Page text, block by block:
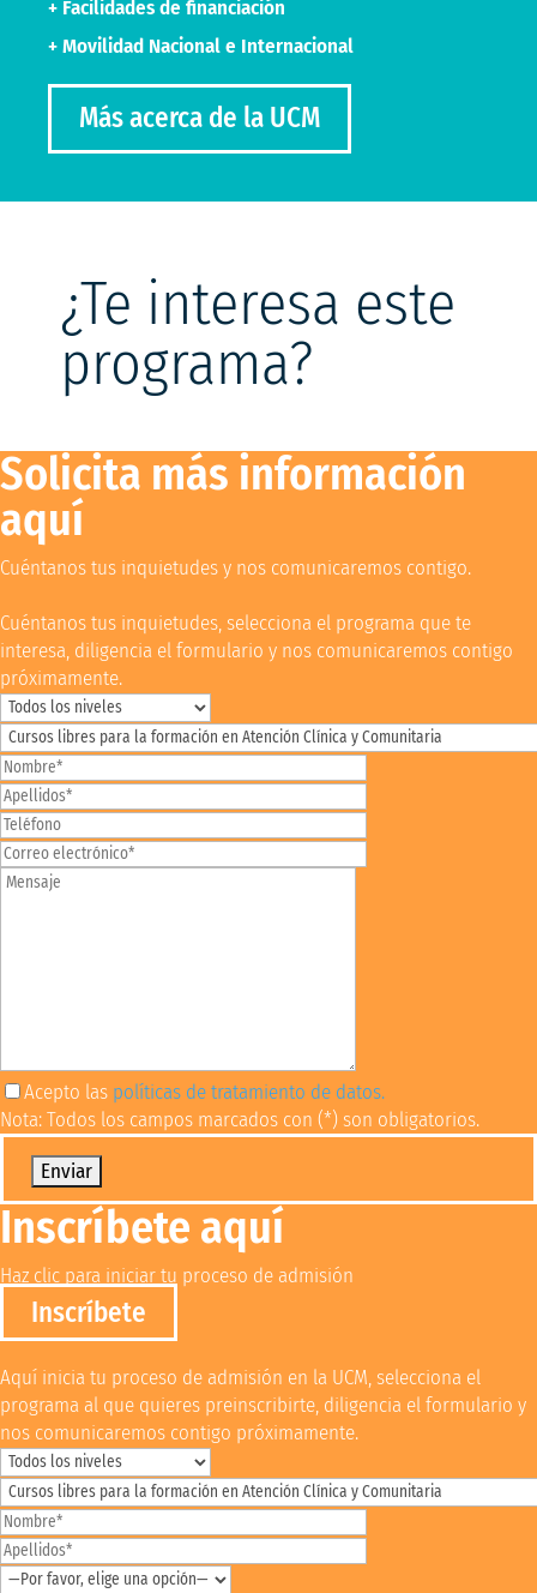
+ Facilidades de financiación
+ Movilidad Nacional e Internacional
Más acerca de la UCM
¿Te interesa este
programa?
Solicita más información
aquí
Cuéntanos tus inquietudes y nos comunicaremos contigo.
Cuéntanos tus inquietudes, selecciona el programa que te
interesa, diligencia el formulario y nos comunicaremos contigo
próximamente.
Acepto las políticas de tratamiento de datos.
Nota: Todos los campos marcados con (*) son obligatorios.
Inscríbete aquí
Haz clic para iniciar tu proceso de admisión
Inscríbete
Aquí inicia tu proceso de admisión en la UCM, selecciona el
programa al que quieres preinscribirte, diligencia el formulario y
nos comunicaremos contigo próximamente.